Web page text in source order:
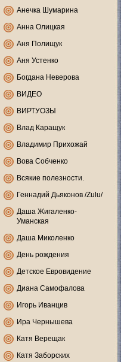
Анечка Шумарина
Анна Олицкая
Аня Полищук
Аня Устенко
Богдана Неверова
ВИДЕО
ВИРТУОЗЫ
Влад Каращук
Владимир Прихожай
Вова Собченко
Всякие полезности.
Геннадий Дьяконов /Zulu/
Даша Жигаленко-
Уманская
Даша Миколенко
День рождения
Детское Евровидение
Диана Самофалова
Игорь Иванцив
Ира Чернышева
Катя Верещак
Катя Заборских